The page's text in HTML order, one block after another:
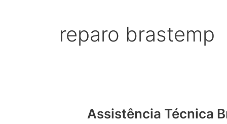
reparo brastemp
Assistência Técnica